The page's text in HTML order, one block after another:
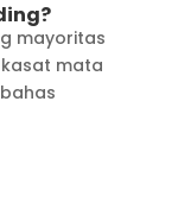
mayoritas
mata